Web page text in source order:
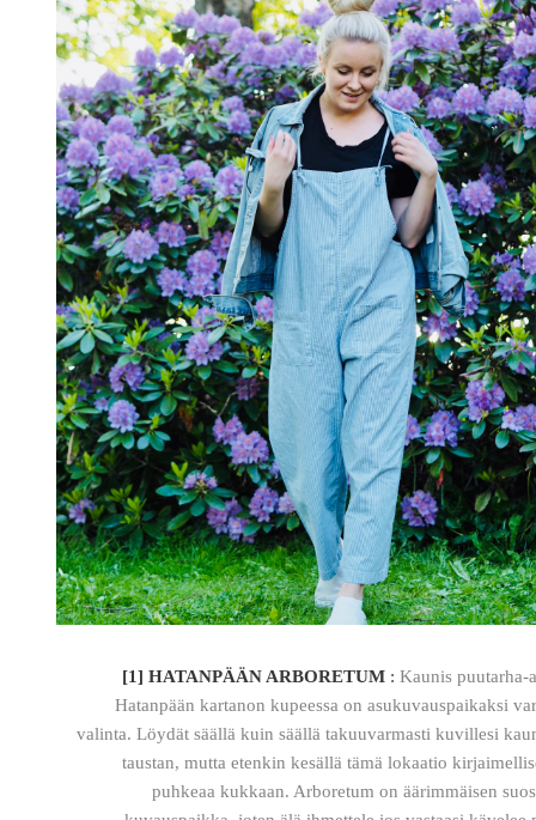
[1] HATANPÄÄN ARBORETUM :Kaunis puutarha-
Hatanpään kartanon kupeessa on asukuvauspaikaksi
valinta. Löydät säällä kuin säällä takuuvarmasti kuvillesi
taustan, mutta etenkin kesällä tämä lokaatio
puhkeaa kukkaan. Arboretum on äärimmäisen